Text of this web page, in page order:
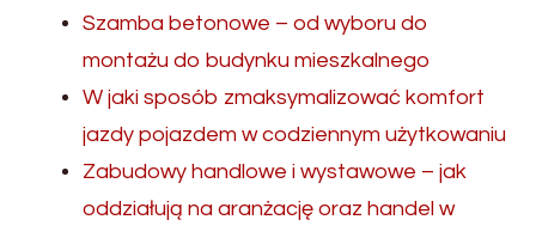
Szamba betonowe – od wyboru do
montażu do budynku mieszkalnego
W jaki sposób zmaksymalizować komfort
jazdy pojazdem w codziennym użytkowaniu
Zabudowy handlowe i wystawowe – jak
oddziałują na aranżację oraz handel w